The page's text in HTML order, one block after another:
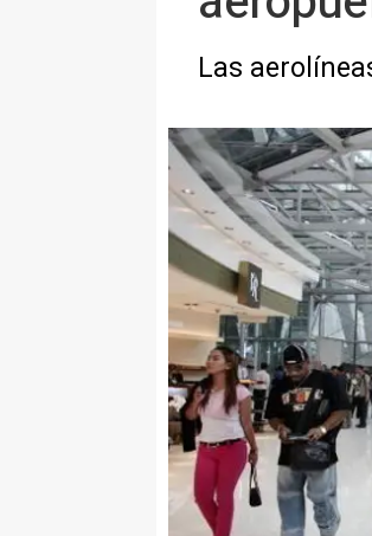
Las